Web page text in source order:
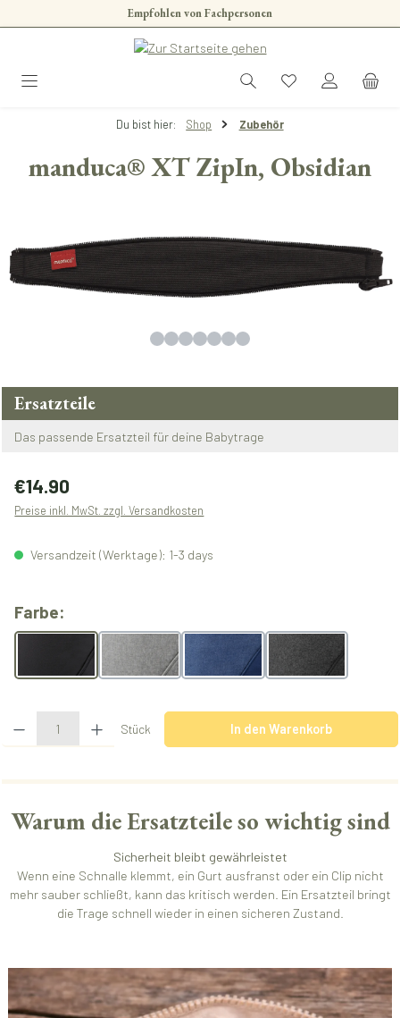
Zum Hauptinhalt springenEmpfohlen von Fachpersonen
Du bist hier: Shop Zubehör
manduca® XT ZipIn, Obsidian
Ersatzteile
Das passende Ersatzteil für deine Babytrage
Regulärer Preis:
€14.90
Preise inkl. MwSt. zzgl. Versandkosten
Versandzeit (Werktage): 1-3 days
Farbe:
monochrome obsidian
melangegrey melangeblue melangeblack
Produkt Anzahl: Gib den gewünschten Wert ein oder benutze die
Stück In den Warenkorb
Warum die Ersatzteile so wichtig sind
Sicherheit bleibt gewährleistet
Wenn eine Schnalle klemmt, ein Gurt ausfranst oder ein Clip nicht
mehr sauber schließt, kann das kritisch werden. Ein Ersatzteil bringt
die Trage schnell wieder in einen sicheren Zustand.